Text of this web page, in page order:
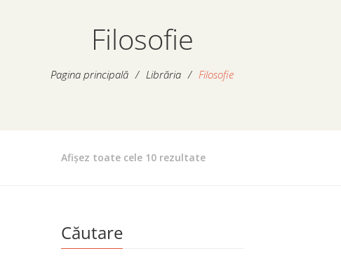
Filosofie
Pagina principală / Librăria / Filosofie
Afișez toate cele 10 rezultateSortat
Căutare